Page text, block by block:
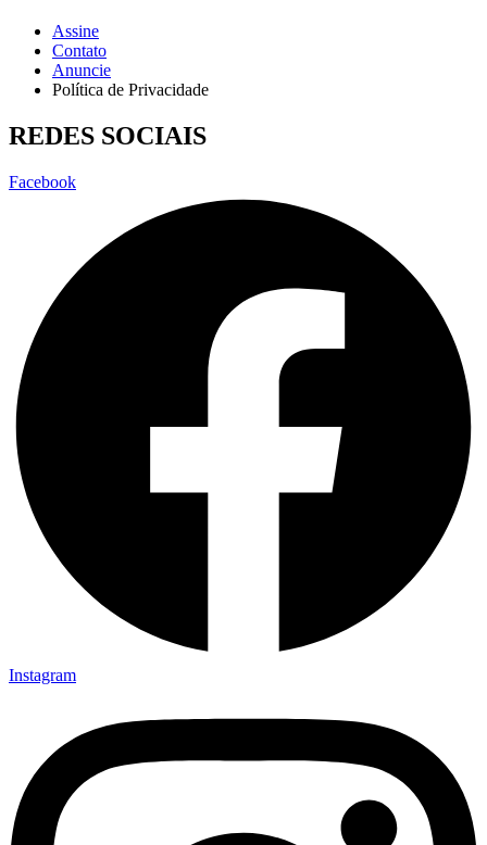
Assine
Contato
Anuncie
Política de Privacidade
REDES SOCIAIS
Facebook
Instagram